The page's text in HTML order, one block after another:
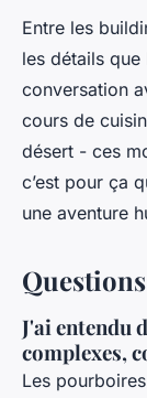
Entre les
les détails que
conversation
cours de
désert - ces
c’est pour ça
une aventure
J'ai entendu
complexes,
Les